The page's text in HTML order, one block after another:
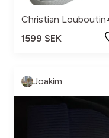
Christian Louboutin
1599 SEK
Joakim